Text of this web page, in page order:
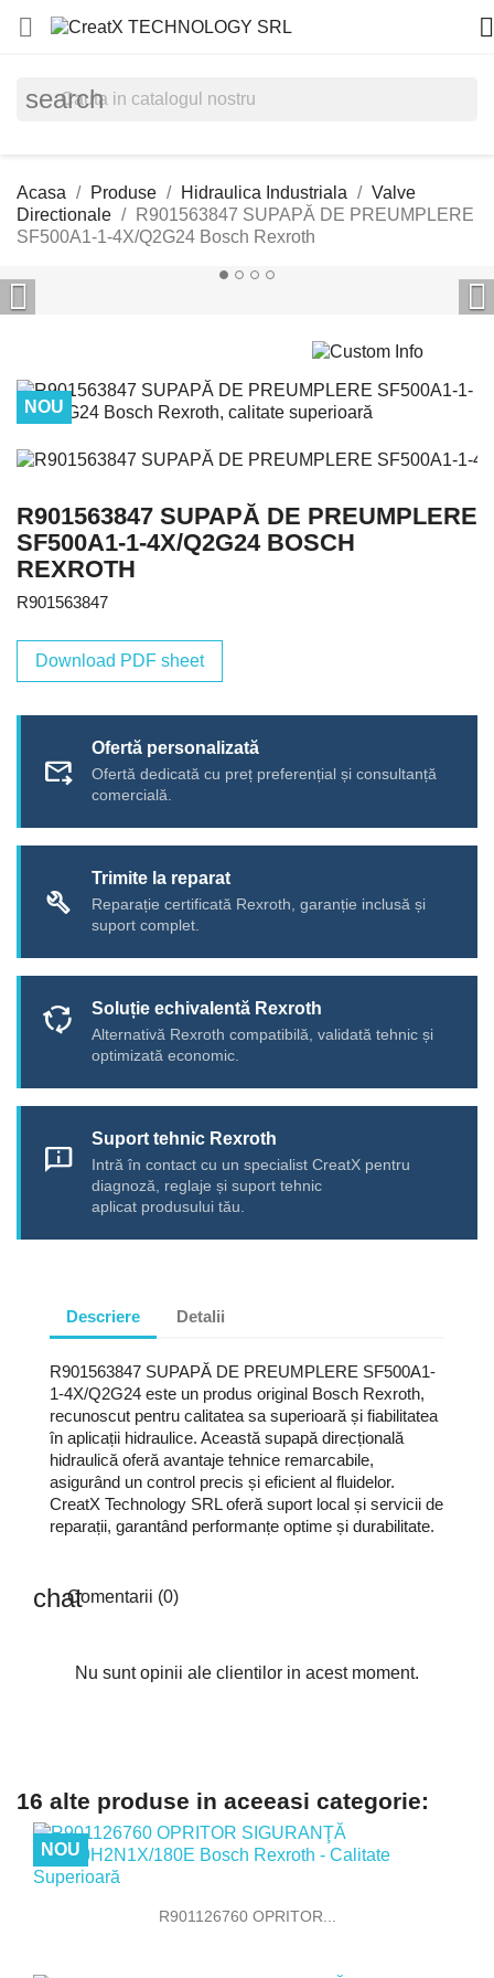
 
search
Acasa Produse Hidraulica Industriala
Valve
Directionale
R901563847 SUPAPĂ DE PREUMPLERE
SF500A1-1-4X/Q2G24 Bosch Rexroth
 
NOU
R901563847 SUPAPĂ DE PREUMPLERE
SF500A1-1-4X/Q2G24 BOSCH
REXROTH
R901563847
Download PDF sheet
forward_to_inbox
Ofertă personalizată
Ofertă dedicată cu preț preferențial și consultanță
comercială.
build
Trimite la reparat
Reparație certificată Rexroth, garanție inclusă și
suport complet.
cycle Soluție echivalentă Rexroth
Alternativă Rexroth compatibilă, validată tehnic și
optimizată economic.
chat_info
Suport tehnic Rexroth
Intră în contact cu un specialist CreatX pentru
diagnoză, reglaje și suport tehnic
aplicat produsului tău.
Descriere Detalii
R901563847 SUPAPĂ DE PREUMPLERE SF500A1-
1-4X/Q2G24 este un produs original Bosch Rexroth,
recunoscut pentru calitatea sa superioară și fiabilitatea
în aplicații hidraulice. Această supapă direcțională
hidraulică oferă avantaje tehnice remarcabile,
asigurând un control precis și eficient al fluidelor.
CreatX Technology SRL oferă suport local și servicii de
reparații, garantând performanțe optime și durabilitate.
Comentarii (0)
Nu sunt opinii ale clientilor in acest moment.
16 alte produse in aceeasi categorie:
R901126760 OPRITOR...
NOU